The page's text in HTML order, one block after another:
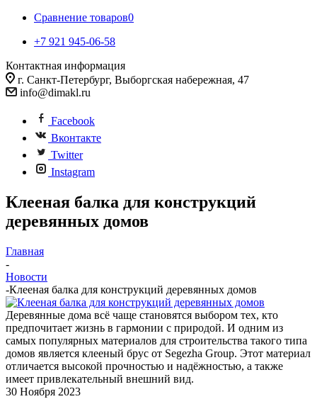
Сравнение товаров0
+7 921 945-06-58
Контактная информация
г. Санкт-Петербург, Выборгская набережная, 47
info@dimakl.ru
Facebook
Вконтакте
Twitter
Instagram
Клееная балка для конструкций
деревянных домов
Главная
-
Новости
-Клееная балка для конструкций деревянных домов
Деревянные дома всё чаще становятся выбором тех, кто
предпочитает жизнь в гармонии с природой. И одним из
самых популярных материалов для строительства такого типа
домов является клееный брус от Segezha Group. Этот материал
отличается высокой прочностью и надёжностью, а также
имеет привлекательный внешний вид.
30 Ноября 2023